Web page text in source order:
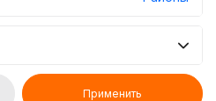
Применить